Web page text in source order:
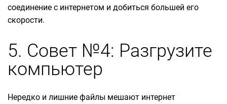
соединение с интернетом и добиться большей его
скорости.
5. Совет №4: Разгрузите
компьютер
Нередко и лишние файлы мешают интернет